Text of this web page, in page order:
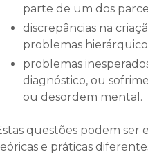
parte de um dos
discrepâncias na
problemas
problemas
diagnóstico, ou
ou desordem mental.
questões podem ser
e práticas